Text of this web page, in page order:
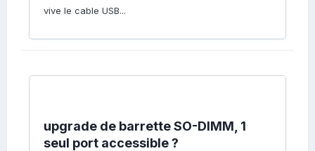
vive le cable USB...
upgrade de barrette SO-DIMM, 1
seul port accessible ?